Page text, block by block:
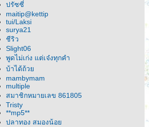
ปรัซซี่
maitip@kettip
tui/Laksi
surya21
ชีริว
Slight06
พูดไม่เก่ง แต่เจ๋งทุกคำ
บ้าได้ถ้ว
mambymam
multiple
สมาชิกหมายเลข 861805
Tristy
**mp5**
ปลาทอง สมองน้อ